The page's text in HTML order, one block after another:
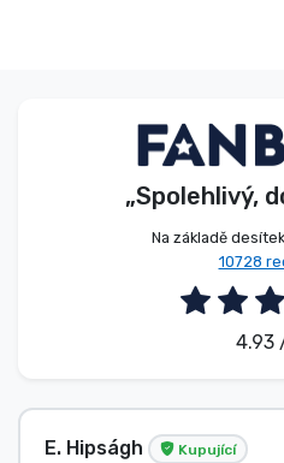
„Spolehlivý,
Na základě
10728
4.93
E. Hipságh Kupující